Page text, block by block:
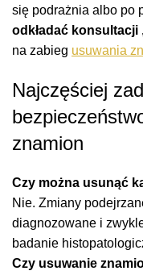
się podrażnia albo po
odkładać konsultacji
na zabieg usuwania
Najczęściej
znamion
Czy można usunąć
Nie. Zmiany
diagnozowane i
badanie
Czy usuwanie